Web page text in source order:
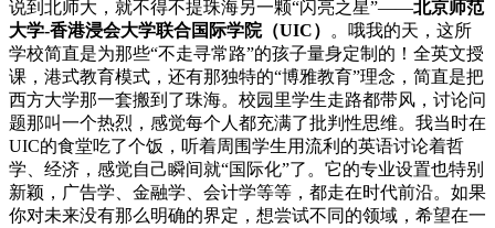
说到北师大，就不得不提珠海另一颗“闪亮之星”——北京师范
大学-香港浸会大学联合国际学院（UIC）
。哦我的天，这所
学校简直是为那些“不走寻常路”的孩子量身定制的！全英文授
课，港式教育模式，还有那独特的“博雅教育”理念，简直是把
西方大学那一套搬到了珠海。校园里学生走路都带风，讨论问
题那叫一个热烈，感觉每个人都充满了批判性思维。我当时在
UIC的食堂吃了个饭，听着周围学生用流利的英语讨论着哲
学、经济，感觉自己瞬间就“国际化”了。它的专业设置也特别
新颖，广告学、金融学、会计学等等，都走在时代前沿。如果
你对未来没有那么明确的界定，想尝试不同的领域，希望在一